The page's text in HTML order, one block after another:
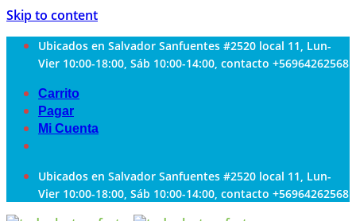
Skip to content
Ubicados en Salvador Sanfuentes #2520 local 11, Lun-
Vier 10:00-18:00, Sáb 10:00-14:00, contacto +56964262568
Carrito
Pagar
Mi Cuenta
Ubicados en Salvador Sanfuentes #2520 local 11, Lun-
Vier 10:00-18:00, Sáb 10:00-14:00, contacto +56964262568